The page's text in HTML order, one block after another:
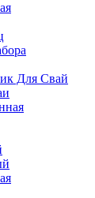
Для Свай